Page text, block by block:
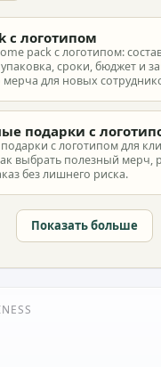
с логотипом
pack с логотипом:
сроки, бюджет и
для новых
подарки с
с логотипом для
выбрать полезный мерч,
без лишнего риска.
Показать больше